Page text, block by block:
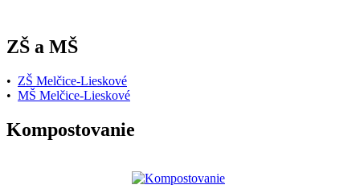
ZŠ a MŠ
• ZŠ Melčice-Lieskové
• MŠ Melčice-Lieskové
Kompostovanie